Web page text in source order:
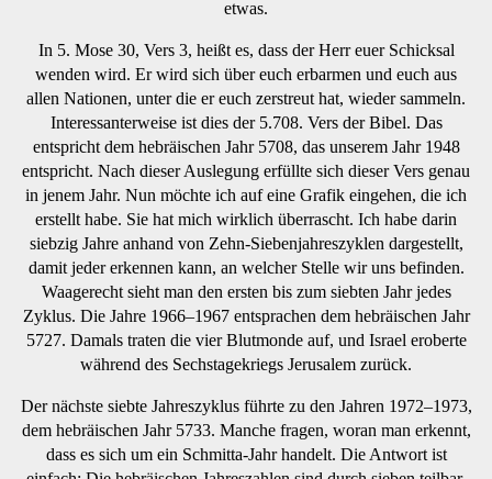
etwas.
In 5. Mose 30, Vers 3, heißt es, dass der Herr euer Schicksal
wenden wird. Er wird sich über euch erbarmen und euch aus
allen Nationen, unter die er euch zerstreut hat, wieder sammeln.
Interessanterweise ist dies der 5.708. Vers der Bibel. Das
entspricht dem hebräischen Jahr 5708, das unserem Jahr 1948
entspricht. Nach dieser Auslegung erfüllte sich dieser Vers genau
in jenem Jahr. Nun möchte ich auf eine Grafik eingehen, die ich
erstellt habe. Sie hat mich wirklich überrascht. Ich habe darin
siebzig Jahre anhand von Zehn-Siebenjahreszyklen dargestellt,
damit jeder erkennen kann, an welcher Stelle wir uns befinden.
Waagerecht sieht man den ersten bis zum siebten Jahr jedes
Zyklus. Die Jahre 1966–1967 entsprachen dem hebräischen Jahr
5727. Damals traten die vier Blutmonde auf, und Israel eroberte
während des Sechstagekriegs Jerusalem zurück.
Der nächste siebte Jahreszyklus führte zu den Jahren 1972–1973,
dem hebräischen Jahr 5733. Manche fragen, woran man erkennt,
dass es sich um ein Schmitta-Jahr handelt. Die Antwort ist